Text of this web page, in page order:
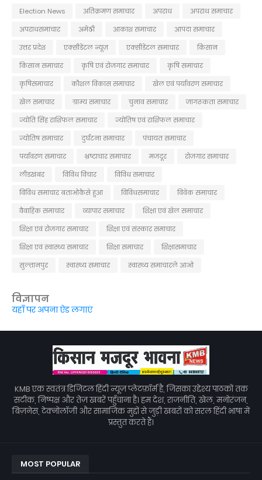
Election News अतिक्रमण समाचार अपराध
अपराध समाचार
अपराधसमाचार
अमेठी आकाश समाचार
आपदा समाचार
उत्तर प्रदेश
एक्सीडेंटल न्यूज़ एक्सीडेंटल समाचार
किसान
किसान समाचार
कृषि एवं रोजगार समाचार
कृषि समाचार
कृषिसमाचार
कौशल विकास समाचार
खेल एवं पर्यावरण समाचार
खेल समाचार
ग्राम्य समाचार चुनाव समाचार
जागरूकता समाचार
ज्योति सिंह राशिफल समाचार
ज्योतिष एवं राशिफल समाचार
ज्योतिष समाचार
दुर्घटना समाचार
पंचायत समाचार
पर्यावरण समाचार
भ्रष्टाचार समाचार मजदूर
रोजगार समाचार
लीडखबर
विविध विचार
विविध समाचार
विविध समाचार बताओकैसे हुआ
विविधसमाचार
विवेक समाचार
वैवाहिक समाचार
व्यापार समाचार
शिक्षा एवं खेल समाचार
शिक्षा एवं रोजगार समाचार
शिक्षा एवं संस्कार समाचार
शिक्षा एवं स्वास्थ्य समाचार
शिक्षा समाचार
शिक्षासमाचार
सुल्तानपुर
स्वास्थ्य समाचार स्वास्थ्य समाचारले आओ
विज्ञापन
यहाँ पर अपना ऐड लगाएं
KMB एक स्वतंत्र डिजिटल हिंदी न्यूज़ प्लेटफ़ॉर्म है, जिसका उद्देश्य पाठकों तक
सटीक, निष्पक्ष और तेज़ खबरें पहुँचाना है। हम देश, राजनीति, खेल, मनोरंजन,
बिज़नेस, टेक्नोलॉजी और सामाजिक मुद्दों से जुड़ी खबरों को सरल हिंदी भाषा में
प्रस्तुत करते हैं।
MOST POPULAR